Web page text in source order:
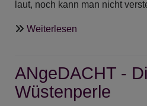
laut, noch kann man nicht
Weiterlesen
„Siehe,
König
ANgeDACHT -
Wüstenperle